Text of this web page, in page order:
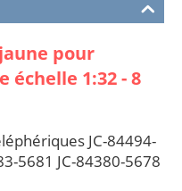
pour
1:32 - 8
JC-84494-
5681 JC-84380-5678